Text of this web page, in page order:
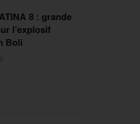
8 : grande
l’explosif
Boli